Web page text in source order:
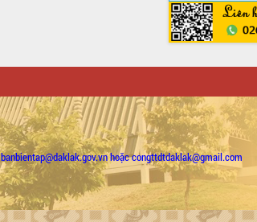
banbientap@daklak.gov.vn hoặc congttdtdaklak@gmail.com